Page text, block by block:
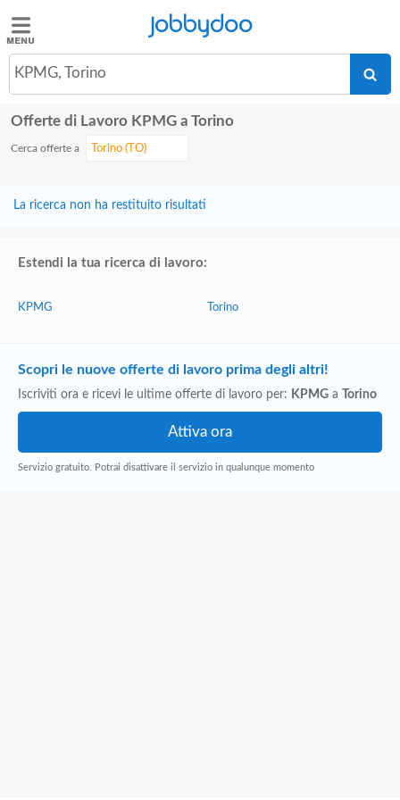
Jobbydoo
Offerte
lavoro
Blog
Pubblica
Jobbydoo
KPMG, Torino
Offerte di Lavoro KPMG a Torino
Cerca offerte a
La ricerca non ha restituito risultati
Estendi la tua ricerca di lavoro:
KPMG Torino
Scopri le nuove offerte di lavoro prima degli altri!
Iscriviti ora e ricevi le ultime offerte di lavoro per: KPMG a Torino
Servizio gratuito. Potrai disattivare il servizio in qualunque momento